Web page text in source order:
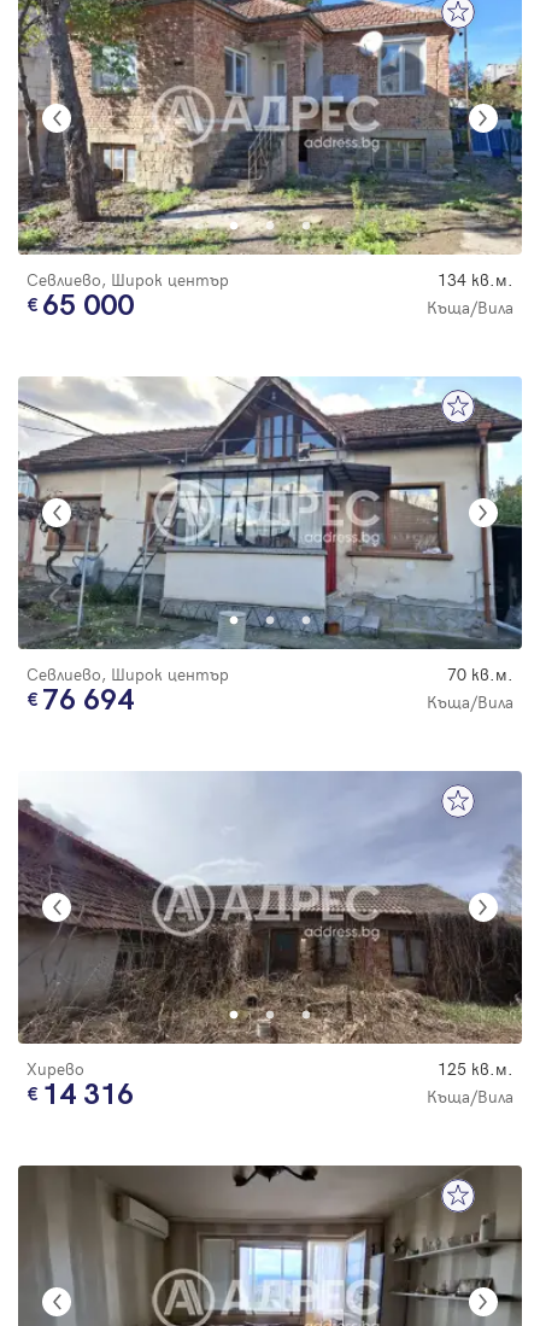
Севлиево, Широк център 134 кв.м.
65 000 Къща/Вила
Севлиево, Широк център 70 кв.м.
76 694 Къща/Вила
Хирево 125 кв.м.
14 316 Къща/Вила